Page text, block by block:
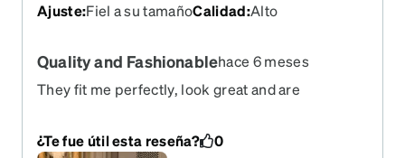
Ajuste:Fiel a su tamañoCalidad:Alto
Quality and Fashionablehace 6 meses
They fit me perfectly, look great and are
compliments. These are the best pair I have
bought from Zenni so far.
¿Te fue útil esta reseña? 0